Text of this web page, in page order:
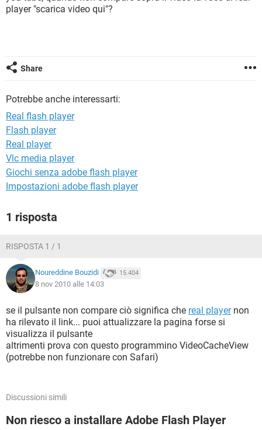
INSTAGRAM
TIKTOK
player "scarica video qui"?
Share
Potrebbe anche interessarti:
Real flash player
Flash player
Real player
Vlc media player
Giochi senza adobe flash player
Impostazioni adobe flash player
1 risposta
RISPOSTA 1 / 1
Noureddine Bouzidi 15.404
8 nov 2010 alle 14:03
se il pulsante non compare ciò significa che real playernon
ha rilevato il link... puoi attualizzare la pagina forse si
visualizza il pulsante
altrimenti prova con questo programmino VideoCacheView
(potrebbe non funzionare con Safari)
Discussioni simili
Non riesco a installare Adobe Flash Player